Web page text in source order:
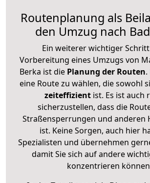
Routenplanung als
den Umzug nach
Ein weiterer wichtiger
Vorbereitung eines Umzugs von
Berka ist die Planung der Routen
eine Route zu wählen, die sowohl
zeiteffizientist. Es ist auch
sicherzustellen, dass die
Straßensperrungen und anderen
ist. Keine Sorgen, auch hier
Spezialisten und übernehmen
damit Sie sich auf andere
konzentrieren